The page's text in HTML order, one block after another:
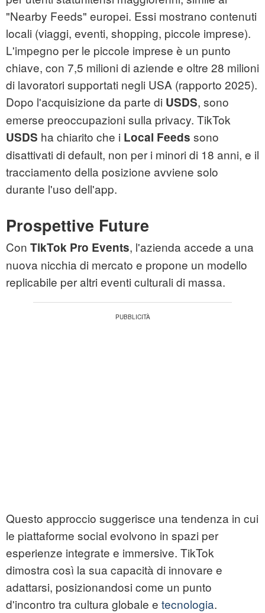
"Nearby Feeds" europei. Essi mostrano contenuti
locali (viaggi, eventi, shopping, piccole imprese).
L'impegno per le piccole imprese è un punto
chiave, con 7,5 milioni di aziende e oltre 28 milioni
di lavoratori supportati negli USA (rapporto 2025).
Dopo l'acquisizione da parte di USDS, sono
emerse preoccupazioni sulla privacy. TikTok
USDS ha chiarito che i Local Feeds sono
disattivati di default, non per i minori di 18 anni, e il
tracciamento della posizione avviene solo
durante l'uso dell'app.
Prospettive Future
Con TikTok Pro Events, l'azienda accede a una
nuova nicchia di mercato e propone un modello
replicabile per altri eventi culturali di massa.
Questo approccio suggerisce una tendenza in cui
le piattaforme social evolvono in spazi per
esperienze integrate e immersive. TikTok
dimostra così la sua capacità di innovare e
adattarsi, posizionandosi come un punto
d'incontro tra cultura globale e tecnologia.